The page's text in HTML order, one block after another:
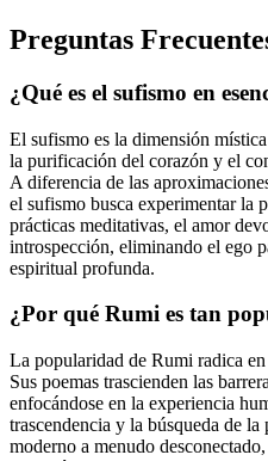
Preguntas
¿Qué es el sufismo en
El sufismo es la dimensión
la purificación del corazón y el
A diferencia de las
el sufismo busca experimentar la
prácticas meditativas, el amor
introspección, eliminando el ego
espiritual profunda.
¿Por qué Rumi es tan
La popularidad de Rumi radica
Sus poemas trascienden las
enfocándose en la experiencia
trascendencia y la búsqueda de
moderno a menudo